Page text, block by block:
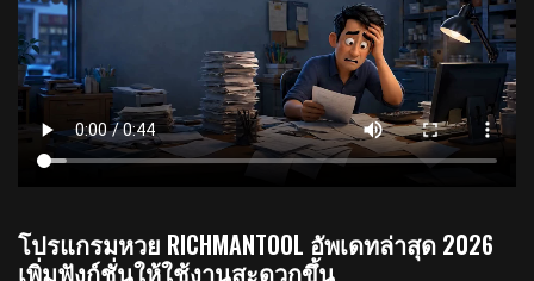
โปรแกรมหวย RICHMANTOOL อัพเดทล่าสุด 2026
เพิ่มฟังก์ชั่นให้ใช้งานสะดวกขึ้น